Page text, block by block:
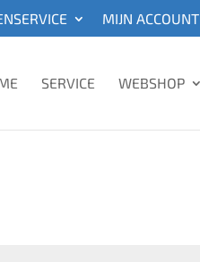
MIJN ACCOUNT
SERVICE WEBSHOP